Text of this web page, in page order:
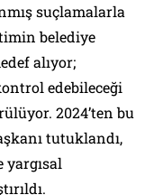
suçlamalarla
belediye
alıyor;
edebileceği
2024’ten bu
tutuklandı,